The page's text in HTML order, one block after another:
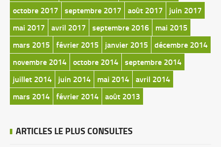
octobre 2017
septembre 2017 août 2017
juin 2017
mai 2017
avril 2017 septembre 2016
mai 2015
mars 2015
février 2015 janvier 2015
décembre 2014
novembre 2014 octobre 2014 septembre 2014
juillet 2014
juin 2014 mai 2014 avril 2014
mars 2014 février 2014 août 2013
ARTICLES LE PLUS CONSULTES